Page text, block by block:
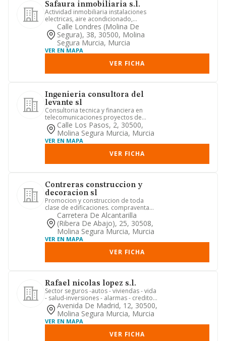
Safaura inmobiliaria s.l.
Actividad inmobiliaria instalaciones
electricas, aire acondicionado,
carpinteria metalica, instalac...
Calle Londres (molina De
Segura), 38, 30500, Molina
Segura Murcia, Murcia
VER EN MAPA
VER FICHA
Ingenieria consultora del
levante sl
Consultoria tecnica y financiera en
telecomunicaciones proyectos de
ingenieria proyectos de legaliz...
Calle Los Pasos, 2, 30500,
Molina Segura Murcia, Murcia
VER EN MAPA
VER FICHA
Contreras construccion y
decoracion sl
Promocion y construccion de toda
clase de edificaciones. compraventa
de materiales de construccion.
Carretera De Alcantarilla
(ribera De Abajo), 25, 30508,
Molina Segura Murcia, Murcia
VER EN MAPA
VER FICHA
Rafael nicolas lopez s.l.
Sector seguros -autos - viviendas - vida
- salud-inversiones - alarmas - credito -
caucion - conven...
Avenida De Madrid, 12, 30500,
Molina Segura Murcia, Murcia
VER EN MAPA
VER FICHA